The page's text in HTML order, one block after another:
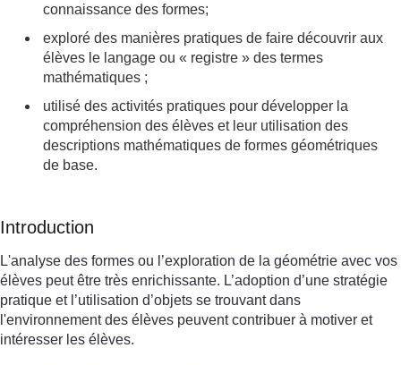
connaissance des formes;
exploré des manières pratiques de faire découvrir aux
élèves le langage ou « registre » des termes
mathématiques ;
utilisé des activités pratiques pour développer la
compréhension des élèves et leur utilisation des
descriptions mathématiques de formes géométriques
de base.
Introduction
L'analyse des formes ou l’exploration de la géométrie avec vos
élèves peut être très enrichissante. L’adoption d’une stratégie
pratique et l’utilisation d’objets se trouvant dans
l'environnement des élèves peuvent contribuer à motiver et
intéresser les élèves.